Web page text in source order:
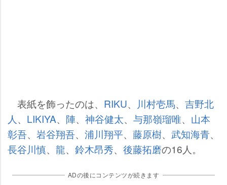
表紙を飾ったのは、 RIKU、 川村壱馬、 吉野北
人 、 LIKIYA、 陣、 神谷健太、 与那嶺瑠唯、 山本
彰吾、 谷翔吾、 浦川翔平、 藤原樹、 武知海青、
長谷川慎、 龍、 鈴木昂秀、 後藤拓磨の16人。
ADの後にコンテンツが続きます